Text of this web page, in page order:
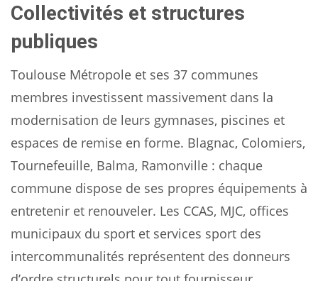
Collectivités et structures
publiques
Toulouse Métropole et ses 37 communes
membres investissent massivement dans la
modernisation de leurs gymnases, piscines et
espaces de remise en forme. Blagnac, Colomiers,
Tournefeuille, Balma, Ramonville : chaque
commune dispose de ses propres équipements à
entretenir et renouveler. Les CCAS, MJC, offices
municipaux du sport et services sport des
intercommunalités représentent des donneurs